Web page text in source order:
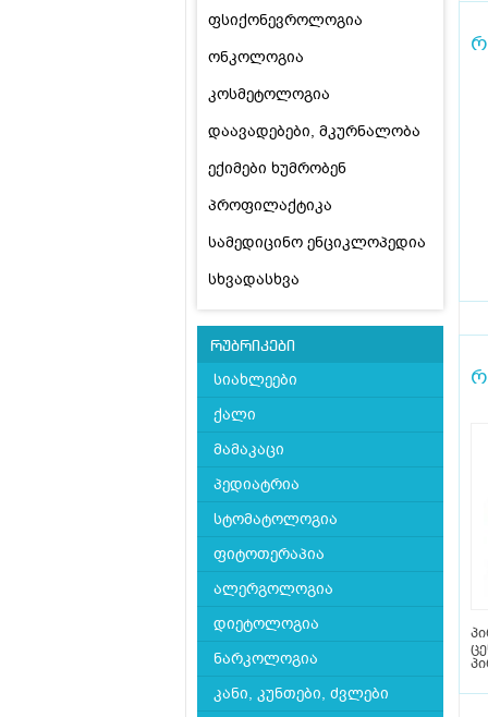
ფსიქონევროლოგია
ონკოლოგია
კოსმეტოლოგია
დაავადებები, მკურნალობა
ექიმები ხუმრობენ
პროფილაქტიკა
სამედიცინო ენციკლოპედია
სხვადასხვა
რუბრიკები
სიახლეები
ქალი
მამაკაცი
პედიატრია
სტომატოლოგია
ფიტოთერაპია
ალერგოლოგია
დიეტოლოგია
ნარკოლოგია
კანი, კუნთები, ძვლები